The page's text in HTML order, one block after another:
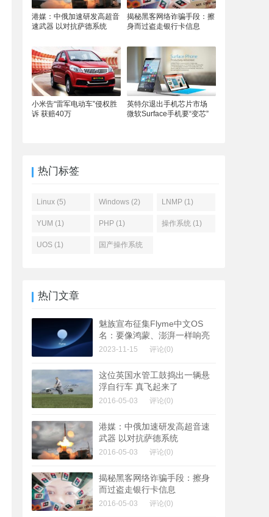
港媒：中俄加速研发高超音
速武器 以对抗萨德系统
揭秘黑客网络诈骗手段：擦
身而过盗走银行卡信息
小米告“雷军电动车”侵权胜
诉 获赔40万
英特尔退出手机芯片市场
微软Surface手机要“变芯”
热门标签
Linux (5) Windows (2) LNMP (1)
YUM (1) PHP (1) 操作系统 (1)
UOS (1) 国产操作系统
热门文章
魅族宣布征集Flyme中文OS
名：要像鸿蒙、澎湃一样响亮
2023-11-15 评论(0)
这位英国水管工鼓捣出一辆悬
浮自行车 真飞起来了
2016-05-03 评论(0)
港媒：中俄加速研发高超音速
武器 以对抗萨德系统
2016-05-03 评论(0)
揭秘黑客网络诈骗手段：擦身
而过盗走银行卡信息
2016-05-03 评论(0)